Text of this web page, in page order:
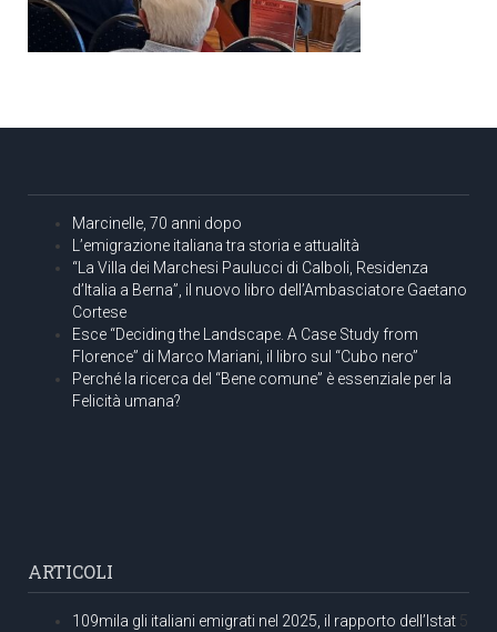
Marcinelle, 70 anni dopo
L’emigrazione italiana tra storia e attualità
“La Villa dei Marchesi Paulucci di Calboli, Residenza
d’Italia a Berna”, il nuovo libro dell’Ambasciatore Gaetano
Cortese
Esce “Deciding the Landscape. A Case Study from
Florence” di Marco Mariani, il libro sul “Cubo nero”
Perché la ricerca del “Bene comune” è essenziale per la
Felicità umana?
ARTICOLI
109mila gli italiani emigrati nel 2025, il rapporto dell’Istat 5